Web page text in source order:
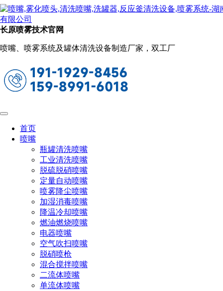
长原喷雾技术官网
喷嘴、喷雾系统及罐体清洗设备制造厂家，双工厂
首页
喷嘴
瓶罐清洗喷嘴
工业清洗喷嘴
脱硫脱硝喷嘴
定量自动喷嘴
喷雾降尘喷嘴
加湿消毒喷嘴
降温冷却喷嘴
燃油燃烧喷嘴
电器喷嘴
空气吹扫喷嘴
脱硝喷枪
混合搅拌喷嘴
二流体喷嘴
单流体喷嘴
新闻动态
当前位置：
如何选择适合的超声波雾化喷嘴
2023-12-11 10:15:48 阅读量：856
随着科技的发展，超声波雾化喷嘴在众多行业中得到了广
泛应用。但是，如何选择一款适合的超声波雾化喷嘴成为了许
您选择适合的超声波雾化喷嘴。